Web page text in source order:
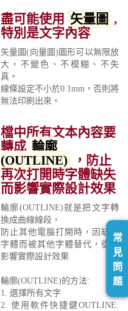
盡可能使用 矢量圖 ,
特別是文字內容
矢量圖(向量圖)圖形可以無限放
大，不變色、不模糊、不失
真。
線條設定不小於0.1mm，否則將
無法印刷出來。
檔中所有文本內容要
轉成 輪廓
(OUTLINE)
，防止
再次打開時字體缺失
而影響實際設計效果
輪廓(OUTLINE)就是把文字轉
換成曲線線段，
防止其他電腦打開時，因缺少
字體而被其他字體替代，從而
影響實際設計效果
輪廓(OUTLINE)的方法:
1. 選擇所有文字
2. 使用軟件快捷鍵OUTLINE:
常
見
問
題